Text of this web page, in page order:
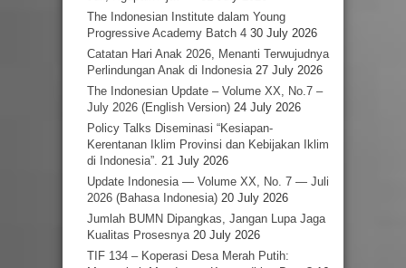
The Indonesian Institute dalam Young
Progressive Academy Batch 4 30 July 2026
Catatan Hari Anak 2026, Menanti Terwujudnya
Perlindungan Anak di Indonesia 27 July 2026
The Indonesian Update – Volume XX, No.7 –
July 2026 (English Version) 24 July 2026
Policy Talks Diseminasi “Kesiapan-
Kerentanan Iklim Provinsi dan Kebijakan Iklim
di Indonesia”. 21 July 2026
Update Indonesia — Volume XX, No. 7 — Juli
2026 (Bahasa Indonesia) 20 July 2026
Jumlah BUMN Dipangkas, Jangan Lupa Jaga
Kualitas Prosesnya 20 July 2026
TIF 134 – Koperasi Desa Merah Putih: